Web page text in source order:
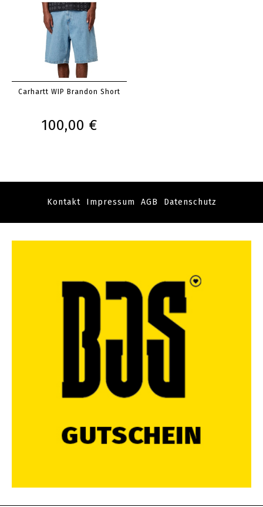
Carhartt WIP Brandon Short
100,00 €
Kontakt Impressum AGB Datenschutz